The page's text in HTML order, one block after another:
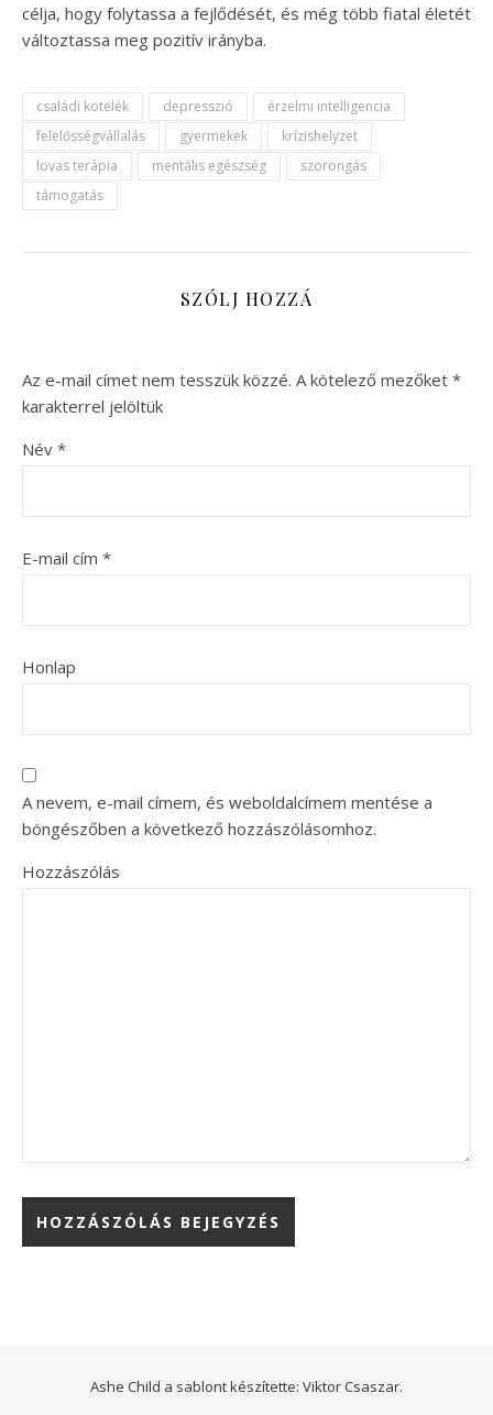
célja, hogy folytassa a fejlődését, és még több fiatal életét
változtassa meg pozitív irányba.
családi kötelék depresszió
érzelmi intelligencia
felelősségvállalás
gyermekek
krízishelyzet
lovas terápia
mentális egészség
szorongás
támogatás
SZÓLJ HOZZÁ
Az e-mail címet nem tesszük közzé. A kötelező mezőket *
karakterrel jelöltük
Név *
E-mail cím *
Honlap
A nevem, e-mail címem, és weboldalcímem mentése a
böngészőben a következő hozzászólásomhoz.
Hozzászólás
Ashe Child a sablont készítette: Viktor Csaszar.